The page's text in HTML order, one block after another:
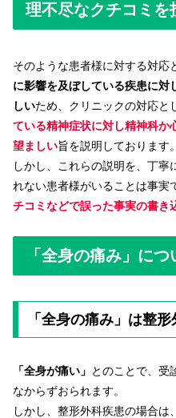
理不尽なクチコミを
そのような患者様に対する対応
に影響を及ぼしている疾患に対
しいため、クリニックの対応と
ている精神症状に対し精神科か
望ましい旨を説明しております。
しかし、これらの説明を、丁寧
れない患者様がいることは事実
チコミなどで誤った事実の書き
「全身の痛み」につ
「全身の痛み」は整
「全身が痛い」 とのことで、受
なからずおられます。
しかし、整形外科疾患の場合は、